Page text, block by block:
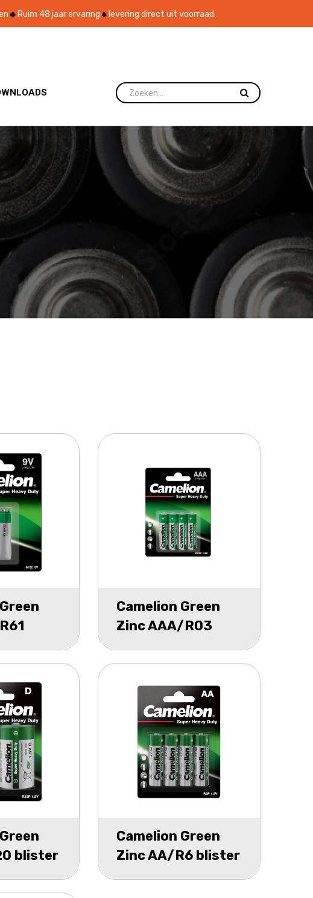
Ruim 48 jaar ervaring levering direct uit voorraad.
Camelion Green
Zinc AAA/R03
blister
Camelion Green
Zinc AA/R6 blister